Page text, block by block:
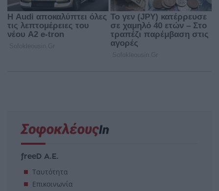
freeD Α.Ε.
Ταυτότητα
Επικοινωνία